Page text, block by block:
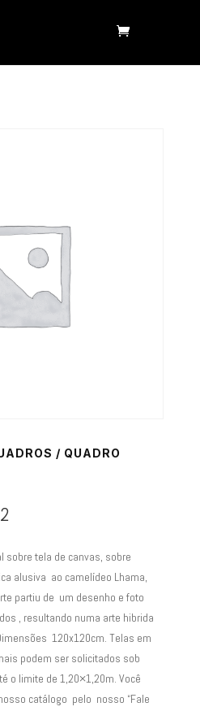
/ QUADRO
sobre tela de canvas, sobre
alusiva ao camelídeo Lhama,
partiu de um desenho e foto
, resultando numa arte hibrida
120x120cm. Telas em
podem ser solicitados sob
o limite de 1,20×1,20m. Você
catálogo pelo nosso “Fale